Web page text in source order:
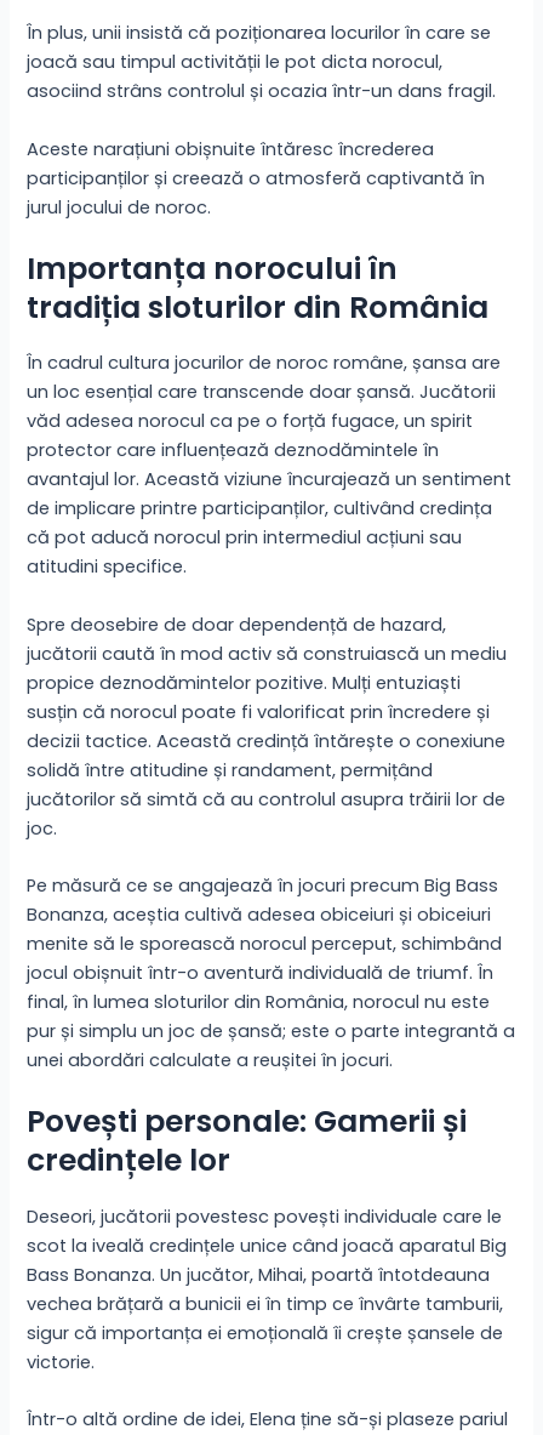
În plus, unii insistă că poziționarea locurilor în care se
joacă sau timpul activității le pot dicta norocul,
asociind strâns controlul și ocazia într-un dans fragil.
Aceste narațiuni obișnuite întăresc încrederea
participanților și creează o atmosferă captivantă în
jurul jocului de noroc.
Importanța norocului în
tradiția sloturilor din România
În cadrul cultura jocurilor de noroc române, șansa are
un loc esențial care transcende doar șansă. Jucătorii
văd adesea norocul ca pe o forță fugace, un spirit
protector care influențează deznodămintele în
avantajul lor. Această viziune încurajează un sentiment
de implicare printre participanților, cultivând credința
că pot aducă norocul prin intermediul acțiuni sau
atitudini specifice.
Spre deosebire de doar dependență de hazard,
jucătorii caută în mod activ să construiască un mediu
propice deznodămintelor pozitive. Mulți entuziaști
susțin că norocul poate fi valorificat prin încredere și
decizii tactice. Această credință întărește o conexiune
solidă între atitudine și randament, permițând
jucătorilor să simtă că au controlul asupra trăirii lor de
joc.
Pe măsură ce se angajează în jocuri precum Big Bass
Bonanza, aceștia cultivă adesea obiceiuri și obiceiuri
menite să le sporească norocul perceput, schimbând
jocul obișnuit într-o aventură individuală de triumf. În
final, în lumea sloturilor din România, norocul nu este
pur și simplu un joc de șansă; este o parte integrantă a
unei abordări calculate a reușitei în jocuri.
Povești personale: Gamerii și
credințele lor
Deseori, jucătorii povestesc povești individuale care le
scot la iveală credințele unice când joacă aparatul Big
Bass Bonanza. Un jucător, Mihai, poartă întotdeauna
vechea brățară a bunicii ei în timp ce învârte tamburii,
sigur că importanța ei emoțională îi crește șansele de
victorie.
Într-o altă ordine de idei, Elena ține să-și plaseze pariul